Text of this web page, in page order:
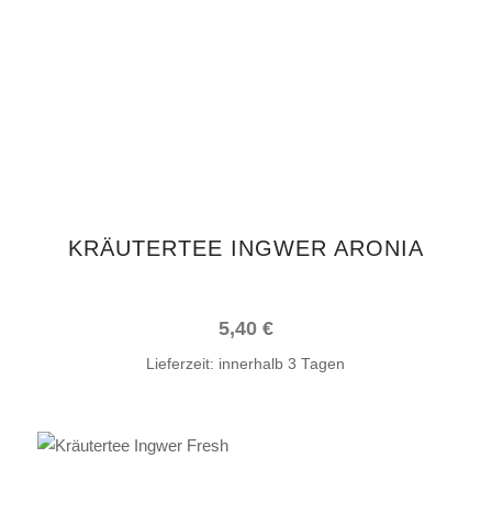
KRÄUTERTEE INGWER ARONIA
5,40 €
Lieferzeit: innerhalb 3 Tagen